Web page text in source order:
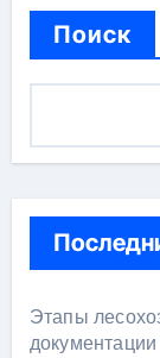
Поиск
Этапы